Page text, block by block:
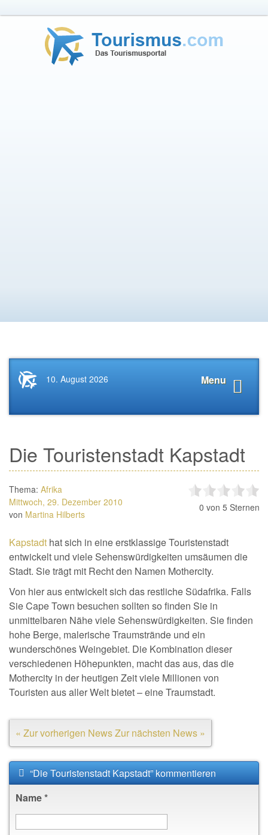
Startseite
News.Tourismus.com
Menu
10. August 2026
Die Touristenstadt Kapstadt
Thema: Afrika
Mittwoch, 29. Dezember 2010
von Martina Hilberts
0 von 5 Sternen
Kapstadt hat sich in eine erstklassige Touristenstadt
entwickelt und viele Sehenswürdigkeiten umsäumen die
Stadt. Sie trägt mit Recht den Namen Mothercity.
Von hier aus entwickelt sich das restliche Südafrika. Falls
Sie Cape Town besuchen sollten so finden Sie in
unmittelbaren Nähe viele Sehenswürdigkeiten. Sie finden
hohe Berge, malerische Traumstrände und ein
wunderschönes Weingebiet. Die Kombination dieser
verschiedenen Höhepunkten, macht das aus, das die
Mothercity in der heutigen Zeit viele Millionen von
Touristen aus aller Welt bietet – eine Traumstadt.
« Zur vorherigen NewsZur nächsten News »
“Die Touristenstadt Kapstadt” kommentieren
Name*